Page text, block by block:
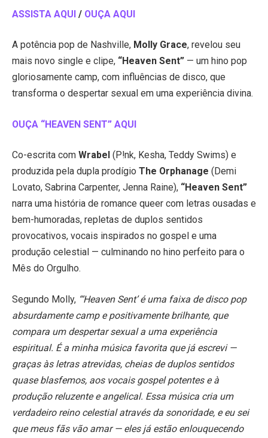
ASSISTA AQUI / OUÇA AQUI
A potência pop de Nashville, Molly Grace, revelou seu
mais novo single e clipe, “Heaven Sent” — um hino pop
gloriosamente camp, com influências de disco, que
transforma o despertar sexual em uma experiência divina.
OUÇA “HEAVEN SENT” AQUI
Co-escrita com Wrabel (P!nk, Kesha, Teddy Swims) e
produzida pela dupla prodígio The Orphanage (Demi
Lovato, Sabrina Carpenter, Jenna Raine), “Heaven Sent”
narra uma história de romance queer com letras ousadas e
bem-humoradas, repletas de duplos sentidos
provocativos, vocais inspirados no gospel e uma
produção celestial — culminando no hino perfeito para o
Mês do Orgulho.
Segundo Molly, “‘Heaven Sent’ é uma faixa de disco pop
absurdamente camp e positivamente brilhante, que
compara um despertar sexual a uma experiência
espiritual. É a minha música favorita que já escrevi —
graças às letras atrevidas, cheias de duplos sentidos
quase blasfemos, aos vocais gospel potentes e à
produção reluzente e angelical. Essa música cria um
verdadeiro reino celestial através da sonoridade, e eu sei
que meus fãs vão amar — eles já estão enlouquecendo